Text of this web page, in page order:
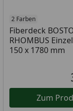
2 Farben
Fiberdeck
RHOMBUS
150 x 1780 mm
Zum